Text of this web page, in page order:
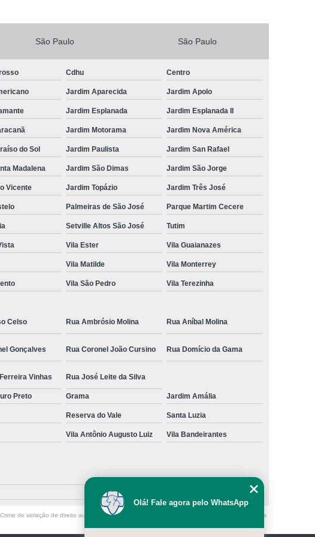
24 Horas
Veterinária 24 Horas Perto de Mim
24h Perto de Mim
Veterinário 24 Horas
Veterinário 24 Horas Perto de Mim
Veterinário 24h
Mim
Veterinário 24hrs
Vet Popular 24 Horas
Veterinária Popular
Veterinária Popular 24 Horas
Veterinário Popular
Veterinário Popular 24 Horas
Popular Perto de Mim Veterinário Preço Popular
São Paulo São Paulo
Cdhu Centro
Jardim Aparecida Jardim Apolo
Jardim Esplanada Jardim Esplanada II
Jardim Motorama Jardim Nova América
do Sol Jardim Paulista Jardim San Rafael
Madalena Jardim São Dimas Jardim São Jorge
Vicente Jardim Topázio Jardim Três José
Palmeiras de São José Parque Martim Cecere
Setville Altos São José Tutim
Vila Ester Vila Guaianazes
Vila Matilde Vila Monterrey
Vila São Pedro Vila Terezinha
Celso Rua Ambrósio Molina Rua Aníbal Molina
Gonçalves Rua Coronel João Cursino Rua Domício da Gama
Vinhas Rua José Leite da Silva
Preto Grama Jardim Amália
Reserva do Vale Santa Luzia
Vila Antônio Augusto Luiz Vila Bandeirantes
de violação de direito autoral – artigo 184 do Código Penal –
Lei 9610/98 - Lei de direitos
Olá! Fale agora pelo WhatsApp